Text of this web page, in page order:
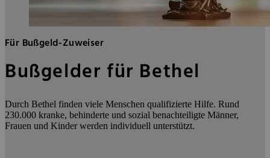
Für Bußgeld-Zuweiser
Bußgelder für Bethel
Durch Bethel finden viele Menschen qualifizierte Hilfe. Rund
230.000 kranke, behinderte und sozial benachteiligte Männer,
Frauen und Kinder werden individuell unterstützt.